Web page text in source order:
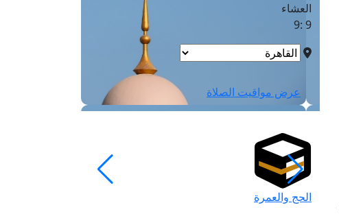
العشاء
9 :9
عرض مواقيت الصلاة
الحج والعمرة